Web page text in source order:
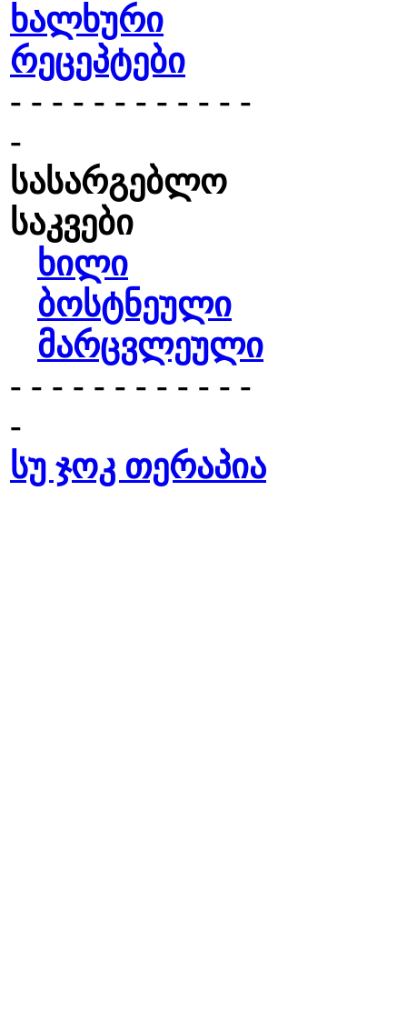
ხალხური
რეცეპტები
- - - - - - - - - - - -
-
სასარგებლო
საკვები
ხილი
ბოსტნეული
მარცვლეული
- - - - - - - - - - - -
-
სუ ჯოკ თერაპია